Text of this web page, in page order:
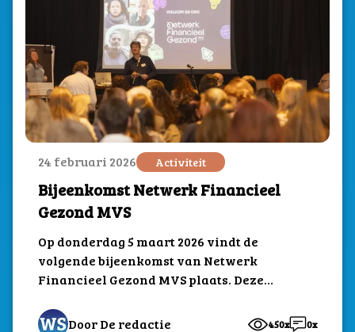
24 februari 2026 Activiteit
Bijeenkomst Netwerk Financieel
Gezond MVS
Op donderdag 5 maart 2026 vindt de
volgende bijeenkomst van Netwerk
Financieel Gezond MVS plaats. Deze
Door De redactie
450x 0x